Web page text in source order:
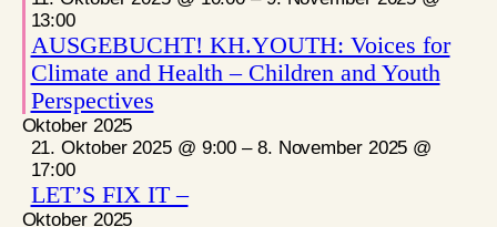
13:00
AUSGEBUCHT! KH.YOUTH: Voices for
Climate and Health – Children and Youth
Perspectives
Oktober 2025
21. Oktober 2025 @ 9:00 – 8. November 2025 @
17:00
LET’S FIX IT –
Oktober 2025